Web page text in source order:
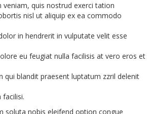
veniam, quis nostrud exerci tation
nisl ut aliquip ex ea commodo
in hendrerit in vulputate velit esse
eu feugiat nulla facilisis at vero eros et
qui blandit praesent luptatum zzril delenit
soluta nobis eleifend option congue